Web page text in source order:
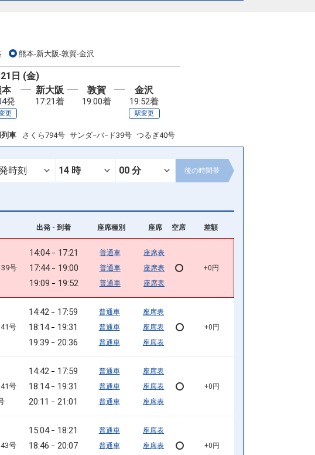
熊本-新大阪-敦賀-金沢
日 (金)
発
更
新大阪
17:21着
敦賀
19:00着
金沢
19:52着
駅変更
車 さくら794号 サンダ−バ−ド39号 つるぎ40号
後の時間帯
出発 - 到着 座席種別 座席 空席 差額
14:04 17:21 普通車 座席表
号 17:44 19:00 普通車 座席表
19:09 19:52 普通車 座席表
+0円
14:42 17:59 普通車 座席表
号 18:14 19:31 普通車 座席表
19:39 20:36 普通車 座席表
+0円
14:42 17:59 普通車 座席表
号 18:14 19:31 普通車 座席表
20:11 21:01 普通車 座席表
+0円
15:04 18:21 普通車 座席表
号 18:46 20:07 普通車 座席表 +0円